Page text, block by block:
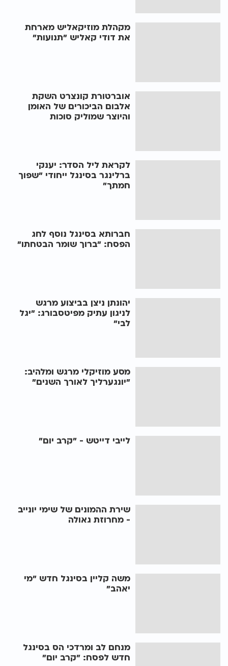
מקהלת מוזיקאליש מארחת
את דודי קאליש "תנועות"
אוברטורת קונצרט השקת
אלבום הביכורים של האומן
והיוצר שמוליק סוכות
לקראת ליל הסדר: יענקי
ברלינגר בסינגל ייחודי "שפוך
חמתך"
חברותא בסינגל נוסף לחג
הפסח: "ברוך שומר הבטחתו"
יהונתן ניצן בביצוע מרגש
לניגון עתיק מפיטסבורג: "יגל
לבי"
מסע מוזיקלי מרגש ומלהיב:
"יונגערליך לאורך השנים"
לייבי דייטש - "קרב יום"
שירת ההמונים של שימי יונייב
- מחרוזת גאולה
משה קליין בסינגל חדש "מי
יאהב"
מנחם לב ומרדכי הס בסינגל
חדש לפסח: "קרב יום"